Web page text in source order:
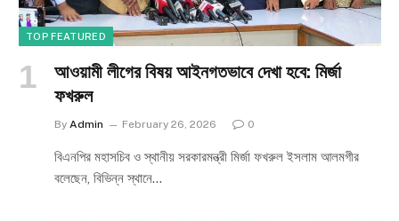
TOP FEATURED
আওয়ামী লীগের বিষয় আইনগতভাবে দেখা হবে: মির্জা
ফখরুল
By Admin February 26, 2026 0
বিএনপির মহাসচিব ও স্থানীয় সরকারমন্ত্রী মির্জা ফখরুল ইসলাম আলমগীর
বলেছেন, বিভিন্ন স্থানে…